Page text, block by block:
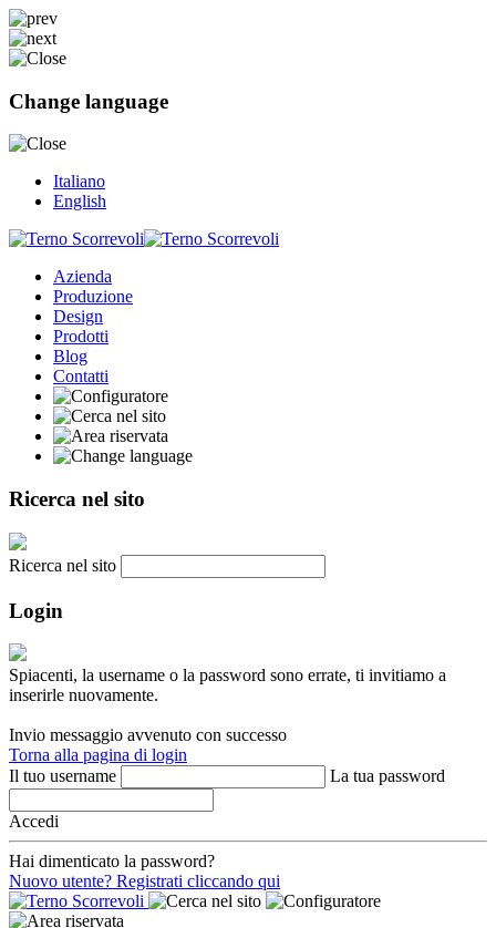
Change language
Italiano
English
Azienda
Produzione
Design
Prodotti
Blog
Contatti
Ricerca nel sito
Ricerca nel sito
Login
Spiacenti, la username o la password sono errate, ti invitiamo a
inserirle nuovamente.
Invio messaggio avvenuto con successo
Torna alla pagina di login
Il tuo username
La tua password
Accedi
Hai dimenticato la password?
Nuovo utente? Registrati cliccando qui